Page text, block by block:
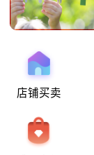
店铺买卖